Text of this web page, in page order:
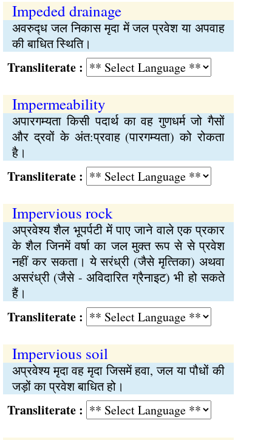
Impeded drainage
अवरुद्‍ध जल निकास मृदा में जल प्रवेश या अपवाह
की बाधित स्थिति।
:
Impermeability
अपारगम्यता किसी पदार्थ का वह गुणधर्म जो गैसों
और द्रवों के अंत:प्रवाह (पारगम्यता) को रोकता
है।
:
Impervious rock
अप्रवेश्य शैल भूपर्पटी में पाए जाने वाले एक प्रकार
के शैल जिनमें वर्षा का जल मुक्‍त रूप से से प्रवेश
नहीं कर सकता। ये सरंध्री (जैसे मृत्‍तिका) अथवा
असरंध्री (जैसे - अविदारित ग्रैनाइट) भी हो सकते
हैं।
:
Impervious soil
अप्रवेश्य मृदा वह मृदा जिसमें हवा, जल या पौधों की
जड़ों का प्रवेश बाधित हो।
: